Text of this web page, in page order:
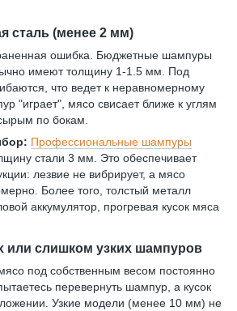
сталь (менее 2 мм)
ошибка. Бюджетные шампуры
имеют толщину 1-1.5 мм. Под
что ведет к неравномерному
"играет", мясо свисает ближе к углям
по бокам.
Профессиональные шампуры
стали 3 мм. Это обеспечивает
лезвие не вибрирует, а мясо
Более того, толстый металл
аккумулятор, прогревая кусок мяса
или слишком узких шампуров
под собственным весом постоянно
перевернуть шампур, а кусок
Узкие модели (менее 10 мм) не